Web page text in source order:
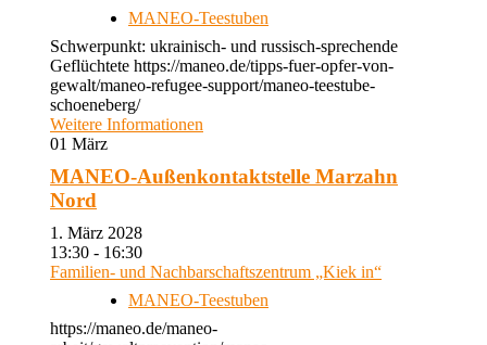
MANEO-Teestuben
Schwerpunkt: ukrainisch- und russisch-sprechende
Geflüchtete https://maneo.de/tipps-fuer-opfer-von-
gewalt/maneo-refugee-support/maneo-teestube-
schoeneberg/
Weitere Informationen
01 März
MANEO-Außenkontaktstelle Marzahn
Nord
1. März 2028
13:30 - 16:30
Familien- und Nachbarschaftszentrum „Kiek in“
MANEO-Teestuben
https://maneo.de/maneo-